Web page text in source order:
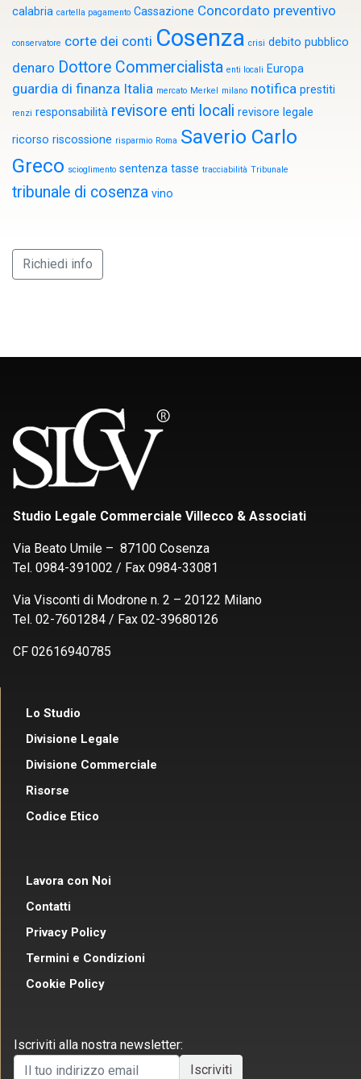
calabria cartella pagamento Cassazione Concordato preventivo
conservatore corte dei conti Cosenza crisi debito pubblico
denaro Dottore Commercialista enti locali Europa
guardia di finanza Italia mercato Merkel milano notifica prestiti
renzi responsabilità revisore enti locali revisore legale
ricorso riscossione risparmio Roma Saverio Carlo
Greco scioglimento sentenza tasse tracciabilità Tribunale
tribunale di cosenza vino
Richiedi info
Studio Legale Commerciale Villecco & Associati
Via Beato Umile – 87100 Cosenza
Tel. 0984-391002 / Fax 0984-33081
Via Visconti di Modrone n. 2 – 20122 Milano
Tel. 02-7601284 / Fax 02-39680126
CF 02616940785
Lo Studio
Divisione Legale
Divisione Commerciale
Risorse
Codice Etico
Lavora con Noi
Contatti
Privacy Policy
Termini e Condizioni
Cookie Policy
Iscriviti alla nostra newsletter: